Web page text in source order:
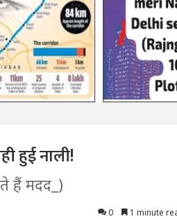
हुई नाली!
हैं मदद_)
0 1 minute